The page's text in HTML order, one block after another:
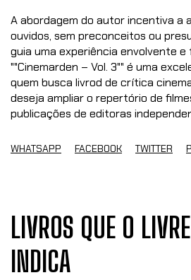
A abordagem do autor incentiva a
ouvidos, sem preconceitos ou
guia uma experiência envolvente e
""Cinemarden – Vol. 3"" é uma
quem busca livrod de crítica
deseja ampliar o repertório de
publicações de editoras
WHATSAPP FACEBOOK TWITTER
LIVROS QUE O
INDICA